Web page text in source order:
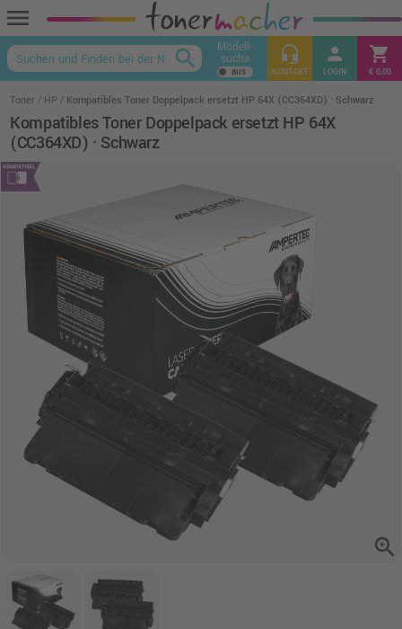
menu
keyboard_arrow_up
search Modell-
suche headset_mic
KONTAKT
person
LOGIN
shopping_cart
€ 0,00
Toner HP Kompatibles Toner Doppelpack ersetzt HP 64X (CC364XD) · Schwarz
Kompatibles Toner Doppelpack ersetzt HP 64X
(CC364XD) · Schwarz
zoom_in